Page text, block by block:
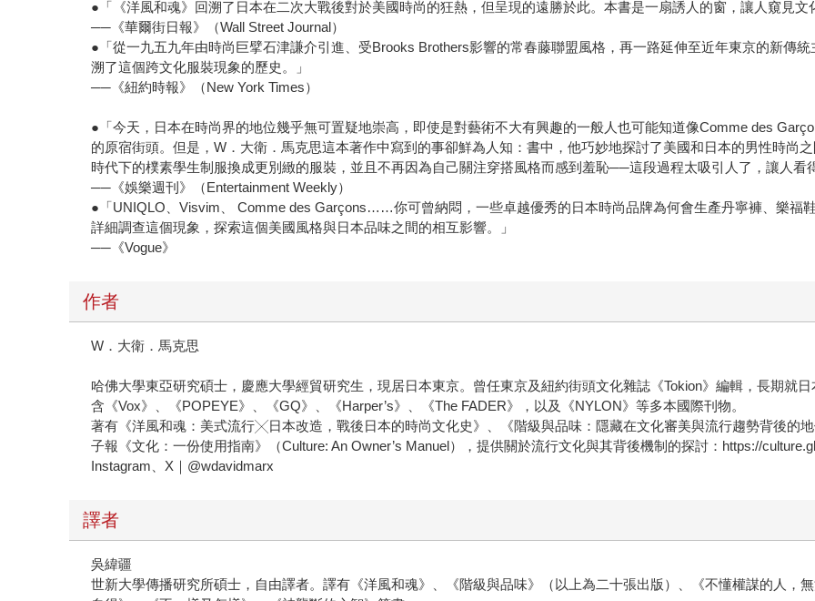
●「《洋風和魂》回溯了日本在二次大戰後對於美國時尚的狂熱，但呈現的遠勝於此。本書是一扇誘人的窗，讓人窺見
──《華爾街日報》（Wall Street Journal）
●「從一九五九年由時尚巨擘石津謙介引進、受Brooks Brothers影響的常春藤聯盟風格，再一路延伸至近年東京的新傳
溯了這個跨文化服裝現象的歷史。」
──《紐約時報》（New York Times）
●「今天，日本在時尚界的地位幾乎無可置疑地崇高，即使是對藝術不大有興趣的一般人也可能知道像Comme des
的原宿街頭。但是，W．大衛．馬克思這本著作中寫到的事卻鮮為人知：書中，他巧妙地探討了美國和日本的男性時尚
時代下的樸素學生制服換成更別緻的服裝，並且不再因為自己關注穿搭風格而感到羞恥──這段過程太吸引人了，讓人看
──《娛樂週刊》（Entertainment Weekly）
●「UNIQLO、Visvim、 Comme des Garçons……你可曾納悶，一些卓越優秀的日本時尚品牌為何會生產丹寧褲、樂福
詳細調查這個現象，探索這個美國風格與日本品味之間的相互影響。」
──《Vogue》
作者
W．大衛．馬克思
哈佛大學東亞研究碩士，慶應大學經貿研究生，現居日本東京。曾任東京及紐約街頭文化雜誌《Tokion》編輯，長期就
含《Vox》、《POPEYE》、《GQ》、《Harper’s》、《The FADER》，以及《NYLON》等多本國際刊物。
著有《洋風和魂：美式流行╳日本改造，戰後日本的時尚文化史》、《階級與品味：隱藏在文化審美與流行趨勢背後的
子報《文化：一份使用指南》（Culture: An Owner’s Manuel），提供關於流行文化與其背後機制的探討：https://
Instagram、X｜@wdavidmarx
譯者
吳緯疆
世新大學傳播研究所碩士，自由譯者。譯有《洋風和魂》、《階級與品味》（以上為二十張出版）、《不懂權謀的人，